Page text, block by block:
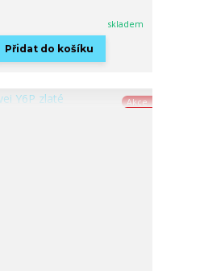
skladem
Přidat do košíku
Akce